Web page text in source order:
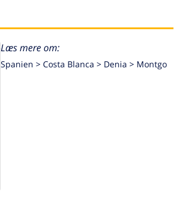
Læs mere om:
Spanien > Costa Blanca > Denia > Montgo